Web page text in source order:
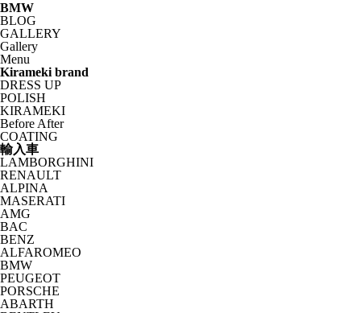
BMW
BLOG
GALLERY
Gallery
Menu
Kirameki brand
DRESS UP
POLISH
KIRAMEKI
Before After
COATING
輸入車
LAMBORGHINI
RENAULT
ALPINA
MASERATI
AMG
BAC
BENZ
ALFAROMEO
BMW
PEUGEOT
PORSCHE
ABARTH